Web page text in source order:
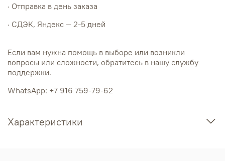
· Отправка в день заказа
· СДЭК, Яндекс — 2-5 дней
Если вам нужна помощь в выборе или возникли
вопросы или сложности, обратитесь в нашу службу
поддержки.
WhatsApp: +7 916 759-79-62
Характеристики